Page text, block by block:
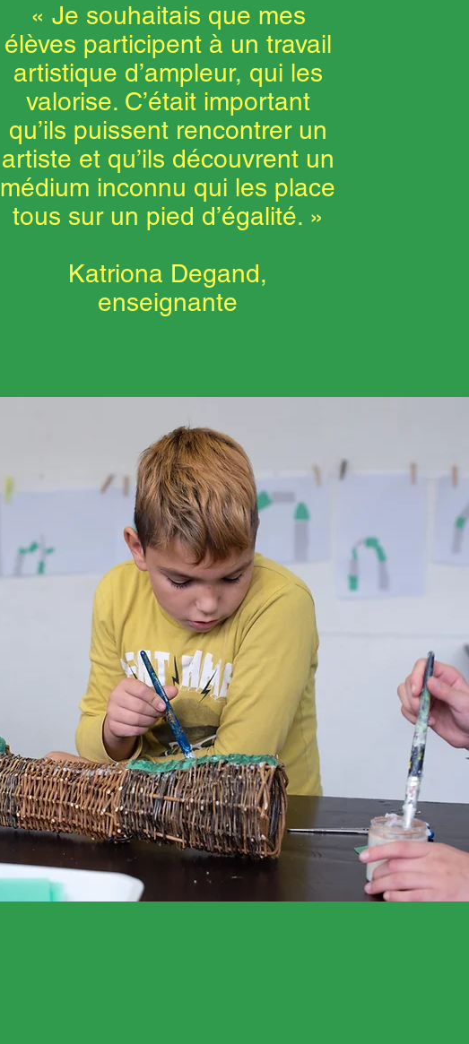
« Je souhaitais que mes
élèves participent à un travail
artistique d’ampleur, qui les
valorise. C’était important
qu’ils puissent rencontrer un
artiste et qu’ils découvrent un
médium inconnu qui les place
tous sur un pied d’égalité. »
Katriona Degand,
enseignante